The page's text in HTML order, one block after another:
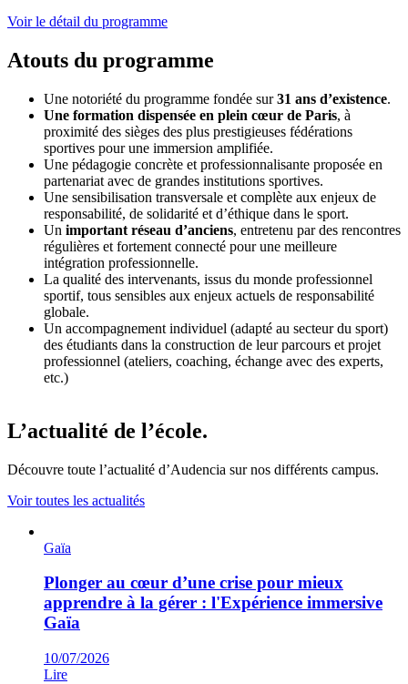
Voir le détail du programme
Atouts du programme
Une notoriété du programme fondée sur31 ans d’existence.
Une formation dispensée en plein cœur de Paris, à
proximité des sièges des plus prestigieuses fédérations
sportives pour une immersion amplifiée.
Une pédagogie concrète et professionnalisante proposée en
partenariat avec de grandes institutions sportives.
Une sensibilisation transversale et complète aux enjeux de
responsabilité, de solidarité et d’éthique dans le sport.
Un important réseau d’anciens, entretenu par des rencontres
régulières et fortement connecté pour une meilleure
intégration professionnelle.
La qualité des intervenants, issus du monde professionnel
sportif, tous sensibles aux enjeux actuels de responsabilité
globale.
Un accompagnement individuel (adapté au secteur du sport)
des étudiants dans la construction de leur parcours et projet
professionnel (ateliers, coaching, échange avec des experts,
etc.)
L’actualité de l’école.
Découvre toute l’actualité d’Audencia sur nos différents campus.
Voir toutes les actualités
Gaïa
Plonger au cœur d’une crise pour mieux
apprendre à la gérer : l'Expérience immersive
Gaïa
10/07/2026
Lire